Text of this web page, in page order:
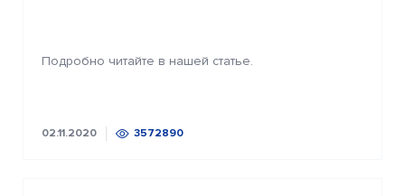
Подробно читайте в нашей статье.
02.11.2020 3572890